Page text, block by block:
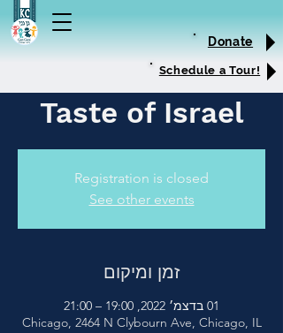
Donate
Schedule a Tour!
Taste of Israel
Registration is closed
See other events
זמן ומיקום
01 בדצמ׳ 2022, 19:00 – 21:00
Chicago, 2464 N Clybourn Ave, Chicago, IL